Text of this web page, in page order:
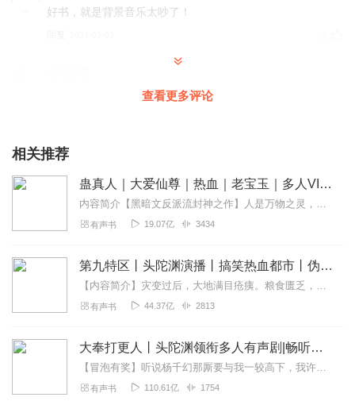
好书，就是背景音乐太吵了！
来过，听过，赞过，主播们辛苦辛苦
酷爱听书的书虫
好听好听好听好听好听好听好听
2021-10-21
作者大大声音能不能大一点？
2021-08-20
其实小说还蛮有想法的。严格来说，只能给3星，扣分点：背
景音乐不切和，旁白的声音比主播大了不少，中间突然插入
一段“你正在收听的是…”显得非常的突兀，如果音量是一样
的还好，这突然响了10%的音量，一下就精神了。 价格也还
查看更多评论
相关推荐
蛊真人｜大爱仙尊｜热血｜老宝玉｜多人VIP免费有声剧
内容简介【黑暗文反派流封神之作】人是万物之灵，蛊是天地真精。一个穿越者不断重生的故事。一个养蛊、炼蛊、用蛊的奇特世界。配音组（男角色）老宝玉旁白...
有声书 19.07亿 3434
第九特区丨头陀渊演播丨搞笑热血都市丨伪戒丨VIP免费多人有声剧
【内容简介】灾变过后，大地满目疮痍。粮食匮乏，资源紧俏，局势混乱……一位从待规划区杀出来的青年，背对着漫天黄沙，孤身来到九区谋生，却不曾想偶然结识三五好友，一念...
有声书 44.37亿 2813
大奉打更人丨头陀渊领衔多人有声剧|畅听全集|王鹤棣、田曦薇主演影视剧原著|卖报小郎君
【冒泡有奖】听说杨千幻那厮要与我一较高下，我许七安要开始装叉了！快进入声音播放页戳下方输入框，冒个泡偷偷告诉我，我要用哪些诗词才能胜过他？说得好的，有赏！202...
有声书 110.61亿 1754